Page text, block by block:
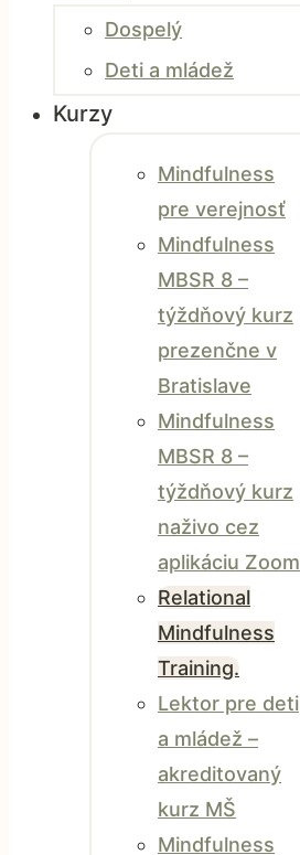
Dospelý
Deti a mládež
Kurzy
Mindfulness
pre verejnosť
Mindfulness
MBSR 8 –
týždňový kurz
prezenčne v
Bratislave
Mindfulness
MBSR 8 –
týždňový kurz
naživo cez
aplikáciu Zoom
Relational
Mindfulness
Training.
Lektor pre deti
a mládež –
akreditovaný
kurz MŠ
Mindfulness